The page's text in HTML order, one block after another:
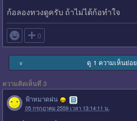
ก้อลองทวงดูครับ ถ้าไม่ได้ก้อทำใจ
 0
∨ ดู 1 ความเห็นย่อย
ความคิดเห็นที่ 3
ฟ้าหมาดฝน
05 กรกฎาคม 2559 เวลา 13:14:11 น.